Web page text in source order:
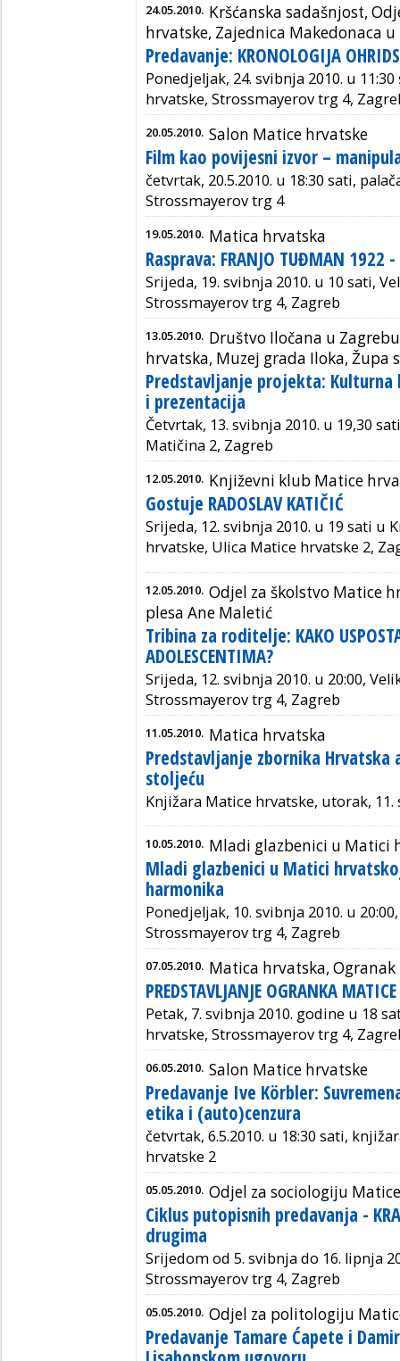
24.05.2010. Kršćanska sadašnjost,
hrvatske, Zajednica Makedonaca
Predavanje: KRONOLOGIJA
Ponedjeljak, 24. svibnja 2010. u
hrvatske, Strossmayerov trg 4,
20.05.2010. Salon Matice hrvatske
Film kao povijesni izvor –
četvrtak, 20.5.2010. u 18:30 sati,
Strossmayerov trg 4
19.05.2010. Matica hrvatska
Rasprava: FRANJO TUĐMAN 1922 -
Srijeda, 19. svibnja 2010. u 10 sati,
Strossmayerov trg 4, Zagreb
13.05.2010. Društvo Iločana u
hrvatska, Muzej grada Iloka, Župa
Predstavljanje projekta:
i prezentacija
Četvrtak, 13. svibnja 2010. u 19,30
Matičina 2, Zagreb
12.05.2010. Književni klub Matice
Gostuje RADOSLAV KATIČIĆ
Srijeda, 12. svibnja 2010. u 19 sati u
hrvatske, Ulica Matice hrvatske 2,
12.05.2010. Odjel za školstvo Matice
plesa Ane Maletić
Tribina za roditelje: KAKO
ADOLESCENTIMA?
Srijeda, 12. svibnja 2010. u 20:00,
Strossmayerov trg 4, Zagreb
11.05.2010. Matica hrvatska
Predstavljanje zbornika Hrvatska
stoljeću
Knjižara Matice hrvatske, utorak, 11.
10.05.2010. Mladi glazbenici u Matici
Mladi glazbenici u Matici hrvatskoj
harmonika
Ponedjeljak, 10. svibnja 2010. u
Strossmayerov trg 4, Zagreb
07.05.2010. Matica hrvatska,
PREDSTAVLJANJE OGRANKA
Petak, 7. svibnja 2010. godine u 18
hrvatske, Strossmayerov trg 4,
06.05.2010. Salon Matice hrvatske
Predavanje Ive Körbler:
etika i (auto)cenzura
četvrtak, 6.5.2010. u 18:30 sati,
hrvatske 2
05.05.2010. Odjel za sociologiju
Ciklus putopisnih predavanja -
drugima
Srijedom od 5. svibnja do 16. lipnja
Strossmayerov trg 4, Zagreb
05.05.2010. Odjel za politologiju
Predavanje Tamare Ćapete i